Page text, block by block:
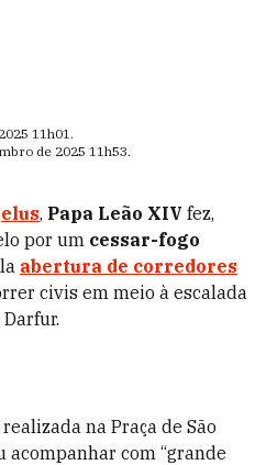
11h01.
de 2025 11h53.
, Papa Leão XIV fez,
por um cessar-fogo
abertura de corredores
civis em meio à escalada
na Praça de São
com “grande